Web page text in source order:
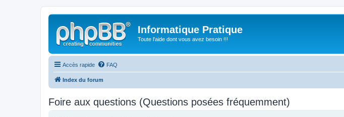
Informatique Pratique
Toute l'aide dont vous avez besoin !!!
Accès rapide FAQ
Index du forum
Foire aux questions (Questions posées fréquemment)